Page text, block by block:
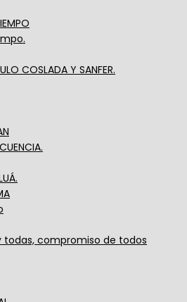
COSLADA Y SANFER.
todas, compromiso de todos